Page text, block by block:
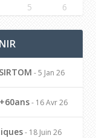
5 6
- 5 Jan 26
- 16 Avr 26
- 18 Juin 26